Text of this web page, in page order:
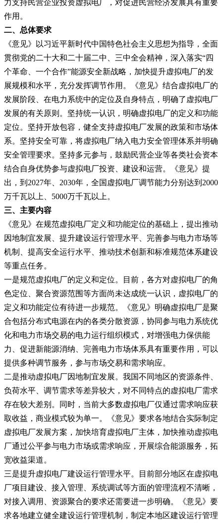
力支持民营企业投资虚拟电厂，对促进民营经济发展具有重要
作用。
二、总体要求
《意见》以习近平新时代中国特色社会主义思想为指导，全面
贯彻党的二十大和二十届二中、三中全会精神，深入落实“四
个革命、一个合作”能源安全新战略，加快提升虚拟电厂的发
展规模和水平，充分发挥调节作用。《意见》结合虚拟电厂的
发展阶段、在电力系统中的定位及自身特点，明确了虚拟电厂
发展的有关原则。坚持统一认识，明确虚拟电厂的定义和功能
定位。坚持开放包容，健全支持虚拟电厂发展的政策和市场体
系。坚持安全可靠，将虚拟电厂纳入电力安全管理体系并明确
安全管理要求。坚持多元参与，鼓励民营企业等各类社会资本
结合自身优势参与虚拟电厂投资、建设和运营。《意见》提
出，到2027年、2030年，全国虚拟电厂调节能力分别达到2000
万千瓦以上、5000万千瓦以上。
三、主要内容
《意见》在规范虚拟电厂定义和功能定位的基础上，提出推动
因地制宜发展、提升建设运行管理水平、完善参与电力市场等
机制、提高安全运行水平、推动技术创新和标准规范体系建设
等重点任务。
一是规范虚拟电厂的定义和定位。目前，各方对虚拟电厂的角
色定位、聚合资源范围等方面尚未达成统一认识，虚拟电厂的
定义和功能定位有待进一步规范。《意见》明确虚拟电厂是聚
合包括分布式电源在内的各类分散资源，协同参与电力系统优
化和电力市场交易的电力运行组织模式，对增强电力保供能
力、促进新能源消纳、完善电力市场体系具有重要作用，可以
提供多种调节服务，参与市场交易和需求响应。
二是推动虚拟电厂因地制宜发展。我国不同地区的资源条件、
负荷水平、调节需求等差异较大，对不同特点的虚拟电厂需求
存在较大差别。同时，当前大多数虚拟电厂仅通过需求响应获
取收益，商业模式较为单一。《意见》要求各地结合实际制定
虚拟电厂发展方案，加快培育虚拟电厂主体，加快推动虚拟电
厂通过公平参与电力市场或需求响应，开展综合能源服务，拓
宽收益渠道。
三是提升虚拟电厂建设运行管理水平。目前部分地区在虚拟电
厂项目建设、接入管理、系统调试等方面的管理流程不清晰，
对接入调用、资源聚合的要求还需要进一步明确。《意见》要
求各地建立健全建设运行管理机制，制定本地区建设运行管理